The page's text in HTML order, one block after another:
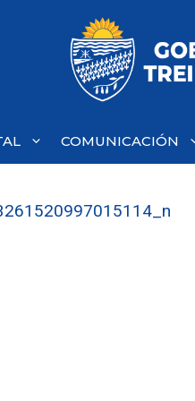
COMUNICACIÓN